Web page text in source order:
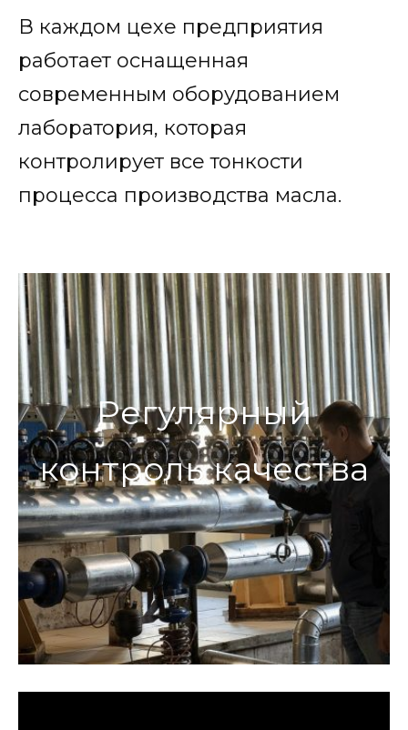
В каждом цехе предприятия
работает оснащенная
современным оборудованием
лаборатория, которая
контролирует все тонкости
процесса производства масла.
Регулярный
контроль качества